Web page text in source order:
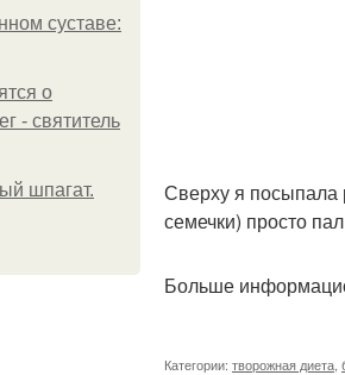
суставе:
о
- святитель
шпагат.
Сверху я посыпала
семечки) просто
Больше
Категории: творожная диета